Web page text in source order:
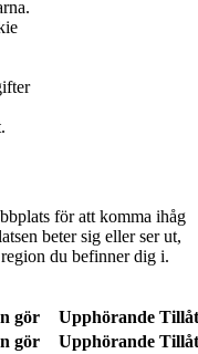
för att komma ihåg
beter sig eller ser ut,
du befinner dig i.
gör Upphörande
gör Upphörande